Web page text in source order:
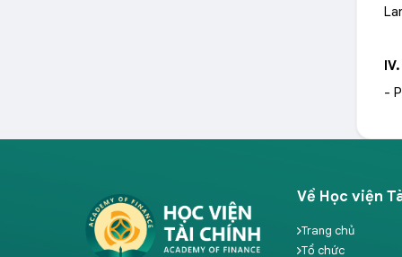
-
Về Học viện
Trang chủ
Tổ chức